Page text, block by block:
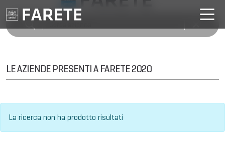
LE AZIENDE PRESENTI A FARETE 2020
La ricerca non ha prodotto risultati